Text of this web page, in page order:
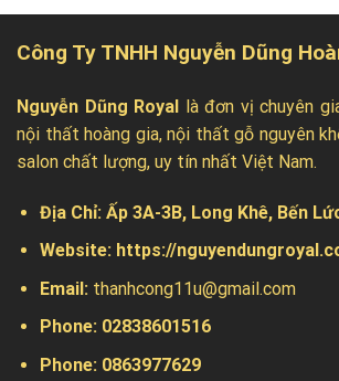
Công Ty TNHH Nguyễn Dũng
Nguyễn Dũng Royal là đơn vị chuyên
nội thất hoàng gia, nội thất gỗ nguyên
salon chất lượng, uy tín nhất Việt Nam.
Địa Chỉ: Ấp 3A-3B, Long Khê, Bến
Website: https://
Email: thanhcong11u@gmail.com
Phone: 02838601516
Phone: 0863977629